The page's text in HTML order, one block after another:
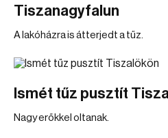
Tiszanagyfalun
A lakóházra is átterjedt a tűz.
Ismét tűz pusztít
Nagy erőkkel oltanak.